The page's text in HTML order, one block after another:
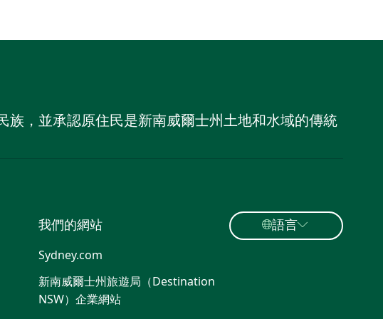
，並承認原住民是新南威爾士州土地和水域的傳統
我們的網站
Sydney.com
新南威爾士州旅遊局（Destination
NSW）企業網站​
語言